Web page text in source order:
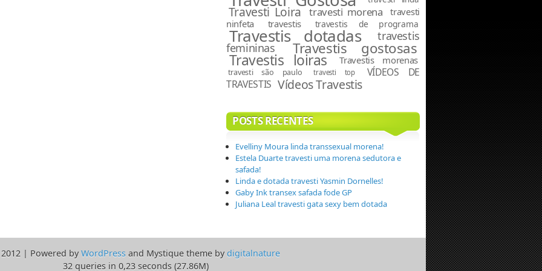
Travesti Loira travesti morena
travesti
ninfeta
travestis travestis de programa
Travestis dotadas
travestis
femininas
Travestis gostosas
Travestis loiras Travestis morenas
travesti são paulo travesti top
VÍDEOS DE
TRAVESTIS Vídeos Travestis
POSTS RECENTES
Evelliny Moura linda transsexual morena!
Estela Duarte travesti uma morena sedutora e
safada!
Linda e dotada travesti Yasmin Dornelles!
Gaby Ink transex safada fode GP
Juliana Leal travesti gata sexy bem dotada
| Powered byWordPressand Mystique theme bydigitalnature
32 queries in 0,23 seconds (27.86M)